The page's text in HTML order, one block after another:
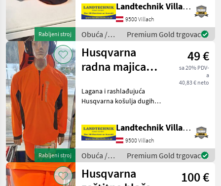
Rabljeni stroj
ventilacijskim sustavom, UV
indikatorom, reflektirajućim
elementima, udobnim 6-
točkovnim po
Landtechnik Villach GmbH
9500 Villach
Obuća /
Husqvarna
Premium Gold trgovac
Rabljeni stroj
Husqvarna
radna majica
tehnička
49 €
sa 20% PDV-
a
40,83 € neto
Lagana i rashlađujuća
Husqvarna košulja dugih
zatvaračem, produženim
stražnjim rubom, lako
dostupnim džepom na
prsima s pate
Landtechnik Villach GmbH
9500 Villach
Obuća /
Husqvarna
Premium Gold trgovac
Husqvarna
100 €